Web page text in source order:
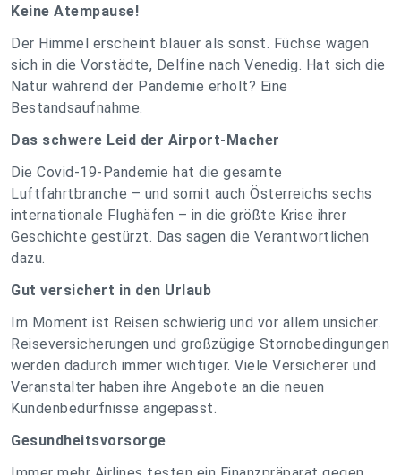
Keine Atempause!
Der Himmel erscheint blauer als sonst. Füchse wagen
sich in die Vorstädte, Delfine nach Venedig. Hat sich die
Natur während der Pandemie erholt? Eine
Bestandsaufnahme.
Das schwere Leid der Airport-Macher
Die Covid-19-Pandemie hat die gesamte
Luftfahrtbranche – und somit auch Österreichs sechs
internationale Flughäfen – in die größte Krise ihrer
Geschichte gestürzt. Das sagen die Verantwortlichen
dazu.
Gut versichert in den Urlaub
Im Moment ist Reisen schwierig und vor allem unsicher.
Reiseversicherungen und großzügige Stornobedingungen
werden dadurch immer wichtiger. Viele Versicherer und
Veranstalter haben ihre Angebote an die neuen
Kundenbedürfnisse angepasst.
Gesundheitsvorsorge